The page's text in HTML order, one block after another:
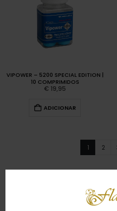
VIPOWER – 5200 SPECIAL EDITION |
10 COMPRIMIDOS
€ 19,95
ADICIONAR
1 2
Descubra a nossa gama
masculinos e femininos, e